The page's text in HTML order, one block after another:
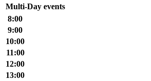
Multi-Day events
8:00
9:00
10:00
11:00
12:00
13:00